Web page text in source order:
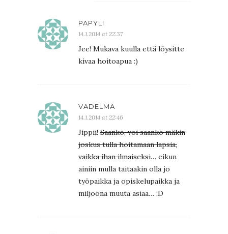
PAPYLI
14.1.2014 at 22:37
Jee! Mukava kuulla että löysitte
kivaa hoitoapua :)
VADELMA
14.1.2014 at 22:46
Jippii! Saanko, voi saanko mäkin
joskus tulla hoitamaan lapsia,
vaikka ihan ilmaiseksi… eikun
ainiin mulla taitaakin olla jo
työpaikka ja opiskelupaikka ja
miljoona muuta asiaa… :D